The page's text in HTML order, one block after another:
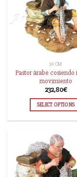
30 CM
Pastor árabe cosiendo
movimiento
232,80€
SELECT OPTIONS